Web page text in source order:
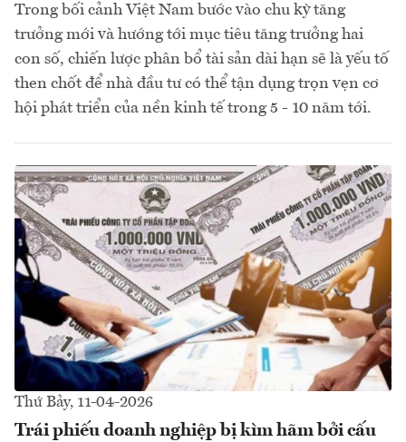
Trong bối cảnh Việt Nam bước vào chu kỳ tăng
trưởng mới và hướng tới mục tiêu tăng trưởng hai
con số, chiến lược phân bổ tài sản dài hạn sẽ là yếu tố
then chốt để nhà đầu tư có thể tận dụng trọn vẹn cơ
hội phát triển của nền kinh tế trong 5 - 10 năm tới.
Thứ Bảy, 11-04-2026
Trái phiếu doanh nghiệp bị kìm hãm bởi cấu